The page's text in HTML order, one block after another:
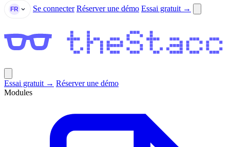
FR Se connecter Réserver une démo Essai gratuit →
Essai gratuit → Réserver une démo
Modules